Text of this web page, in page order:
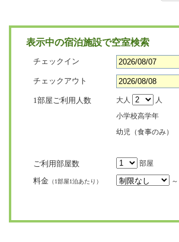
表示中の宿泊施設で空室検索
チェックイン
チェックアウト
1部屋ご利用人数 大人
人
小学校高学年
幼児（食事のみ）
ご利用部屋数 部屋
料金 （1部屋1泊あたり） ～